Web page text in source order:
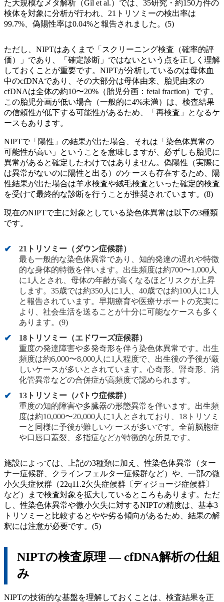
た大規模なメタ解析（Gil et al.）では、35研究・約150万件の
検体を対象に分析が行われ、21トリソミーの検出率は
99.7%、偽陽性率は0.04%と報告されました。(5)
ただし、NIPTはあくまで「スクリーニング検査（確率的評
価）」であり、「確定診断」ではないという点を正しく理解
しておくことが重要です。NIPTが分析しているのは母体血
中のcfDNAであり、その大部分は母体由来、胎児由来の
cfDNAは全体の約10〜20%（胎児分画：fetal fraction）です。
この胎児分画が低い場合（一般的に4%未満）は、検査結果
の信頼性が低下する可能性があるため、「再検査」となるケ
ースもあります。
NIPTで「陽性」の結果が出た場合、それは「染色体異常の
可能性が高い」ということを意味しますが、必ずしも胎児に
異常があると確定したわけではありません。偽陽性（実際に
は異常がないのに陽性と出る）のケースも存在するため、陽
性結果が出た場合は羊水検査や絨毛検査といった確定的検査
を受けて最終的な診断を行うことが推奨されています。(8)
現在のNIPTで主に対象としている染色体異常は以下の3種類
です。
21トリソミー（ダウン症候群）
最も一般的な染色体異常であり、知的発達の遅れや特徴
的な身体的特徴を伴います。出生頻度は約700〜1,000人
に1人とされ、母体の年齢が高くなるほどリスクが上昇
します。35歳では約350人に1人、40歳では約100人に1人
と報告されています。早期療育や医療サポートの充実に
より、社会生活を送ることが十分に可能なケースも多く
あります。(9)
18トリソミー（エドワーズ症候群）
重度の発達障害や多発奇形を伴う染色体異常です。出生
頻度は約6,000〜8,000人に1人程度で、出生後の予後が厳
しいケースが多いとされています。心奇形、腎奇形、消
化管異常などの合併症が高頻度で認められます。
13トリソミー（パトウ症候群）
重度の知的障害や多臓器の形態異常を伴います。出生頻
度は約10,000〜20,000人に1人とされており、18トリソミ
ーと同様に予後が難しいケースが多いです。全前脳胞症
や口唇口蓋裂、多指症などが特徴的な所見です。
施設によっては、上記の3種類に加え、性染色体異常（ター
ナー症候群、クラインフェルター症候群など）や、一部の微
小欠失症候群（22q11.2欠失症候群〔ディジョージ症候群〕
など）まで検査対象を拡大しているところもあります。ただ
し、性染色体異常や微小欠失に対するNIPTの精度は、基本3
トリソミーと比較するとやや劣る傾向があるため、結果の解
釈には注意が必要です。(5)
NIPTの検査原理 ― cfDNA解析の仕組
み
NIPTの技術的な基盤を理解しておくことは、検査結果を正